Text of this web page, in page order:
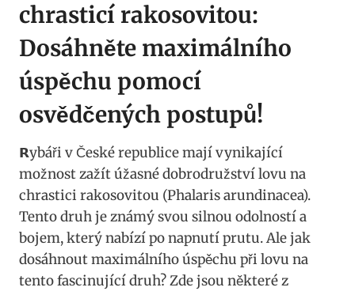
chrasticí rakosovitou:
Dosáhněte maximálního
úspěchu pomocí
osvědčených​ postupů!
𝗥ybáři v České republice mají ⁢vynikající
možnost ⁢zažít úžasné⁤ dobrodružství lovu ⁢na
chrastici rakosovitou (Phalaris arundinacea).
Tento druh ⁣je známý svou silnou odolností a
bojem, ⁣který nabízí po napnutí prutu. Ale jak
dosáhnout maximálního úspěchu při lovu na
tento fascinující druh? Zde jsou některé z